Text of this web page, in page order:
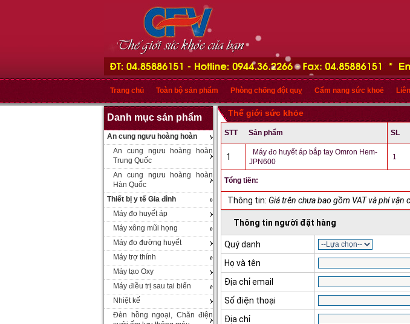
Trang chủ Toàn bộ sản phẩm Phòng chống đột quỵ Cẩm nang sức khoẻ
Danh mục sản phẩm
An cung ngưu hoàng hoàn
An cung ngưu hoàng hoàn
Trung Quốc
An cung ngưu hoàng hoàn
Hàn Quốc
Thiết bị y tế Gia đình
Máy đo huyết áp
Máy xông mũi họng
Máy đo đường huyết
Máy trợ thính
Máy tạo Oxy
Máy điều trị sau tai biến
Nhiệt kế
Đèn hồng ngoại, Chăn điện
Thế giới sức khỏe
STT Sản phẩm SL
1
Máy đo huyết áp bắp tay Omron Hem-
JPN600
1
Tổng tiền:
Thông tin: Giá trên chưa bao gồm VAT và phí vận
Thông tin người đặt hàng
Quý danh
Họ và tên
Địa chỉ email
Số điện thoại
Địa chỉ